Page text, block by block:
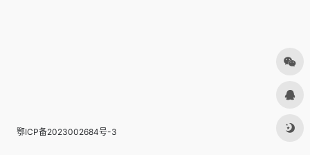
鄂ICP备2023002684号-3